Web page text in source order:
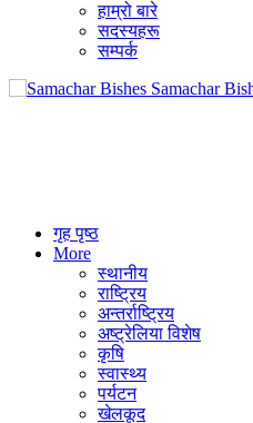
हाम्रो बारे
सदस्यहरू
सम्पर्क
Samachar
गृह पृष्ठ
More
स्थानीय
राष्ट्रिय
अन्तर्राष्ट्रिय
अष्ट्रेलिया विशेष
कृषि
स्वास्थ्य
पर्यटन
खेलकूद